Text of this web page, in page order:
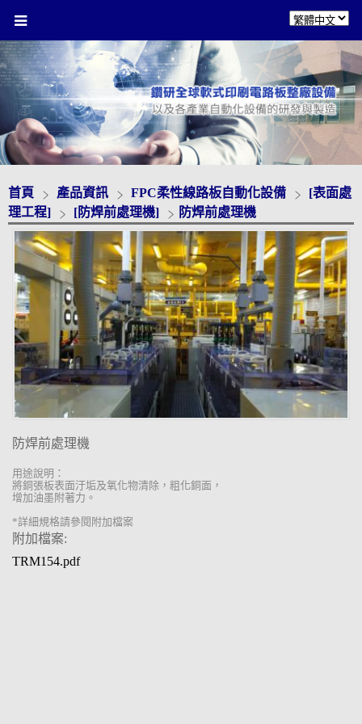
首頁 產品資訊 FPC柔性線路板自動化設備
[表面處
理工程]
[防焊前處理機] 防焊前處理機
防焊前處理機
用途說明：
將銅張板表面汙垢及氧化物清除， 粗化銅面，
增加油墨附著力。
*詳細規格請參閱附加檔案
附加檔案:
TRM154.pdf